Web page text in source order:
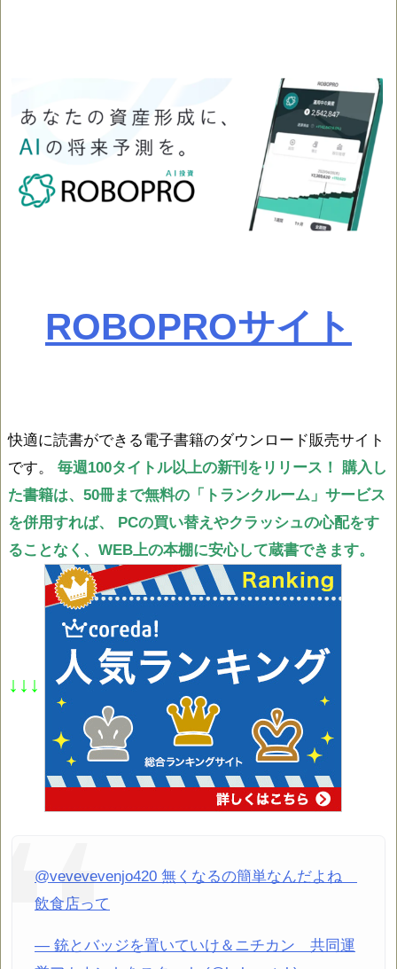
ROBOPROサイト
快適に読書ができる電子書籍のダウンロード販売サイト
です。 毎週100タイトル以上の新刊をリリース！
購入し
た書籍は、50冊まで無料の「トランクルーム」サービス
を併用すれば、
PCの買い替えやクラッシュの心配をす
ることなく、WEB上の本棚に安心して蔵書できます。
↓↓↓
@vevevevenjo420 無くなるの簡単なんだよね
飲食店って
— 銃とバッジを置いていけ＆ニチカン 共同運